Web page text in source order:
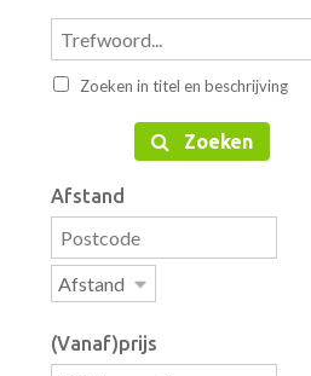
Zoeken in titel en beschrijving
Zoeken
Afstand
(Vanaf)prijs